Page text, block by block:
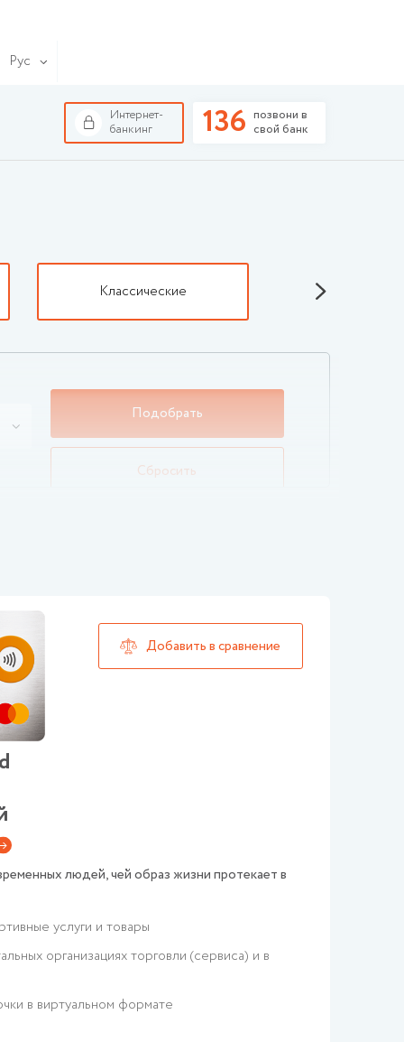
Рус
Интернет-
банкинг
136 позвони в
свой банк
Классические
Сбросить
людей, чей образ жизни протекает в
услуги и товары
организациях торговли (сервиса) и в
в виртуальном формате